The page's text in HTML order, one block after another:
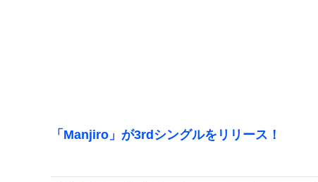
「Manjiro」が3rdシングルをリリース！